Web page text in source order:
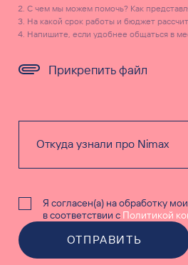
Прикрепить файл
С чем мы можем помочь? Как
На какой срок работы и бюджет
Напишите, если удобнее общаться в
Я согласен(а) на обработку
в соответствии с Политикой
ОТПРАВИТЬ